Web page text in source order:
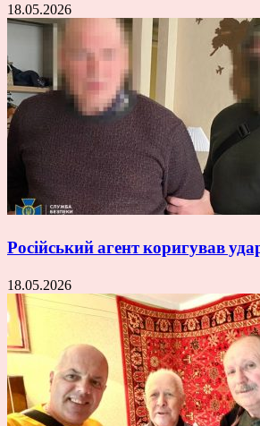
18.05.2026
Російський агент коригував
18.05.2026